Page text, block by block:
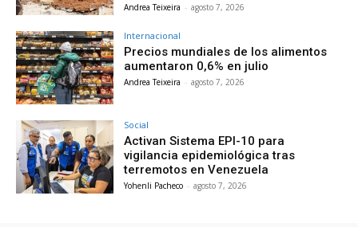
Andrea Teixeira - agosto 7, 2026
Internacional
Precios mundiales de los alimentos
aumentaron 0,6% en julio
Andrea Teixeira - agosto 7, 2026
Social
Activan Sistema EPI-10 para
vigilancia epidemiológica tras
terremotos en Venezuela
Yohenli Pacheco - agosto 7, 2026